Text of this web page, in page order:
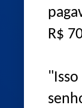
R$